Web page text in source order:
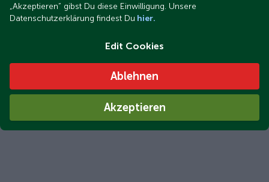
„Akzeptieren“ gibst Du diese Einwilligung. Unsere
Datenschutzerklärung findest Du hier.
Edit Cookies
Ablehnen
Akzeptieren